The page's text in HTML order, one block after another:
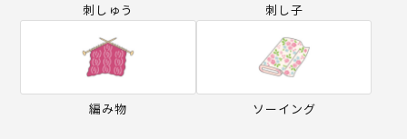
刺しゅう 刺し子
編み物 ソーイング